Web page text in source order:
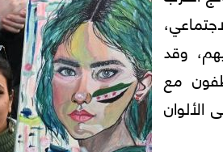
وقد
مع
الألوان